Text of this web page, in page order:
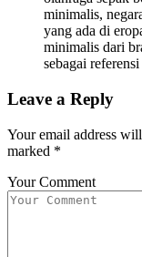
minimalis,
yang ada di
minimalis dari
sebagai
Leave a Reply
Your email address
marked *
Your Comment